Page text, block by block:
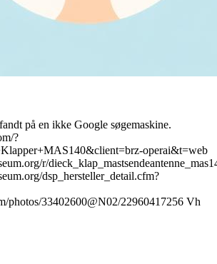
på en ikke Google søgemaskine.
?
operai&t=web
r/
dsp_hersteller_detail.cfm?
photos/33402600@N02/22960417256 Vh